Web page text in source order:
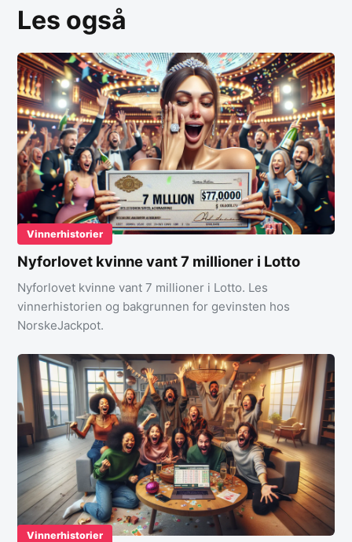
Les også
Vinnerhistorier
Nyforlovet kvinne vant 7 millioner i Lotto
Nyforlovet kvinne vant 7 millioner i Lotto. Les
vinnerhistorien og bakgrunnen for gevinsten hos
NorskeJackpot.
Vinnerhistorier